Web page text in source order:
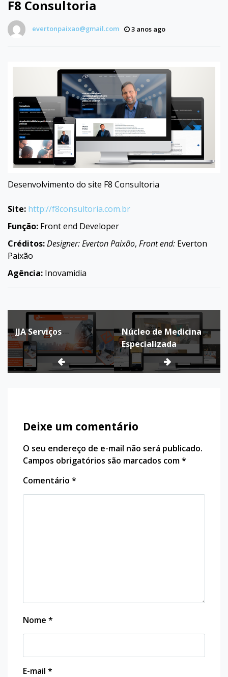
F8 Consultoria
evertonpaixao@gmail.com 3 anos ago
Desenvolvimento do site F8 Consultoria
Site: http://f8consultoria.com.br
Função: Front end Developer
Créditos:Designer: Everton Paixão, Front end: Everton
Paixão
Agência: Inovamidia
Navegação
de
Post
JJA Serviços
Núcleo de Medicina
Especializada
Deixe um comentário
O seu endereço de e-mail não será publicado.
Campos obrigatórios são marcados com*
Comentário *
Nome *
E-mail *